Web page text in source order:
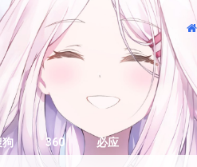
狗 360 必应